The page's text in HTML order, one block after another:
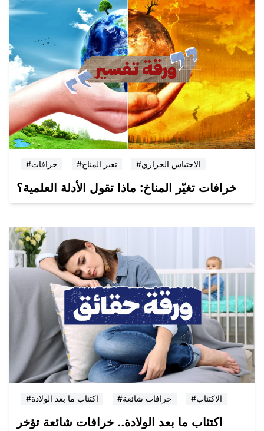
#خرافات #تغير المناخ #الاحتباس الحراري
خرافات تغيّر المناخ: ماذا تقول الأدلة العلمية؟
#اكتئاب ما بعد الولادة #خرافات شائعة #الاكتئاب
اكتئاب ما بعد الولادة.. خرافات شائعة تؤخر